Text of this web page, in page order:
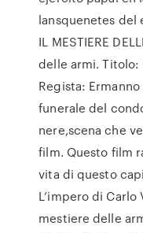
lansquenetes del
IL MESTIERE
delle armi.
Regista:
funerale del
nere,scena che
film. Questo film
vita di questo
L’impero di
mestiere delle